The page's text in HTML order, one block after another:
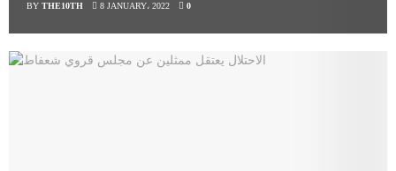
BY THE10TH 8 JANUARY، 2022 0